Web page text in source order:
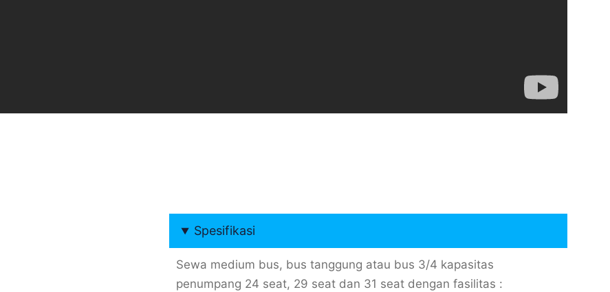
Spesifikasi
Sewa medium bus, bus tanggung atau bus 3/4 kapasitas
penumpang 24 seat, 29 seat dan 31 seat dengan fasilitas :